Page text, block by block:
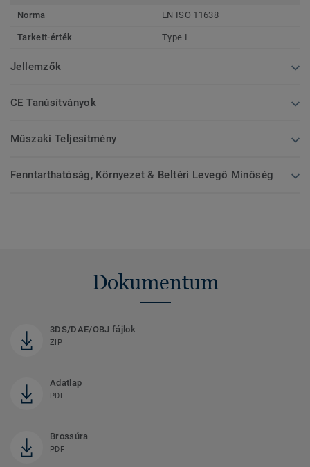
Norma
EN ISO 11638
Tarkett-érték Type I
Jellemzők
CE Tanúsítványok
Műszaki Teljesítmény
Fenntarthatóság, Környezet & Beltéri Levegő Minőség
Dokumentum
3DS/DAE/OBJ fájlok
ZIP
Adatlap
PDF
Brossúra
PDF